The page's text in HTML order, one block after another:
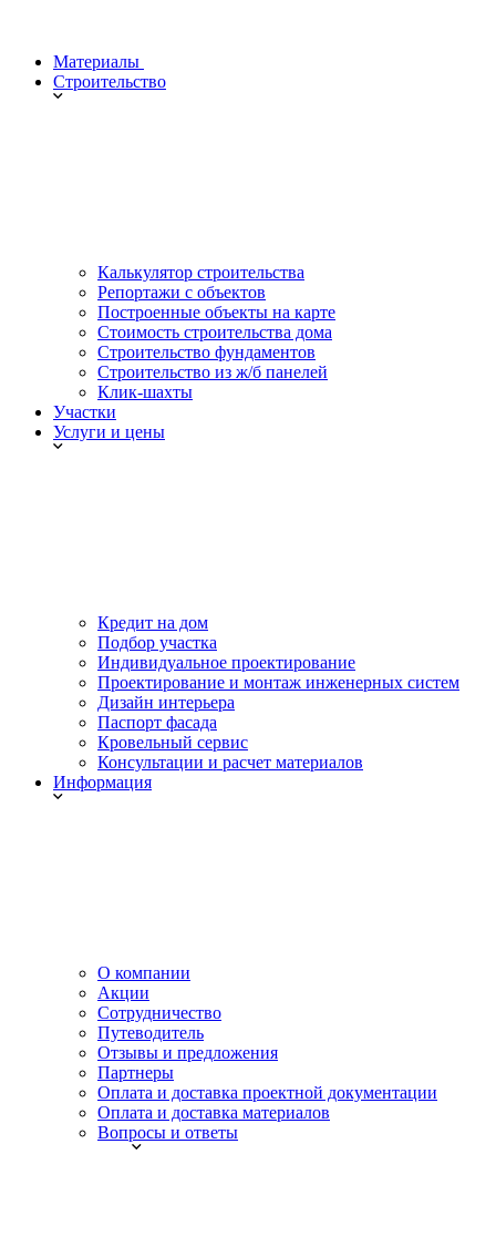
Материалы
Строительство
Калькулятор строительства
Репортажи с объектов
Построенные объекты на карте
Стоимость строительства дома
Строительство фундаментов
Строительство из ж/б панелей
Клик-шахты
Участки
Услуги и цены
Кредит на дом
Подбор участка
Индивидуальное проектирование
Проектирование и монтаж инженерных систем
Дизайн интерьера
Паспорт фасада
Кровельный сервис
Консультации и расчет материалов
Информация
О компании
Акции
Сотрудничество
Путеводитель
Отзывы и предложения
Партнеры
Оплата и доставка проектной документации
Оплата и доставка материалов
Вопросы и ответы